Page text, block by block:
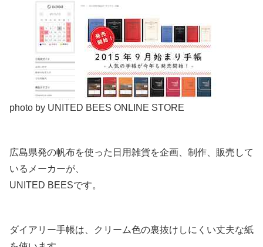
photo by UNITED BEES ONLINE STORE
広島県発の帆布を使った日用雑貨を企画、制作、販売して
いるメーカーが、
UNITED BEESです。
ダイアリー手帳は、クリーム色の裏抜けしにくい丈夫な紙